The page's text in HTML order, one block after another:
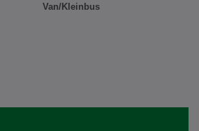
Van/Kleinbus